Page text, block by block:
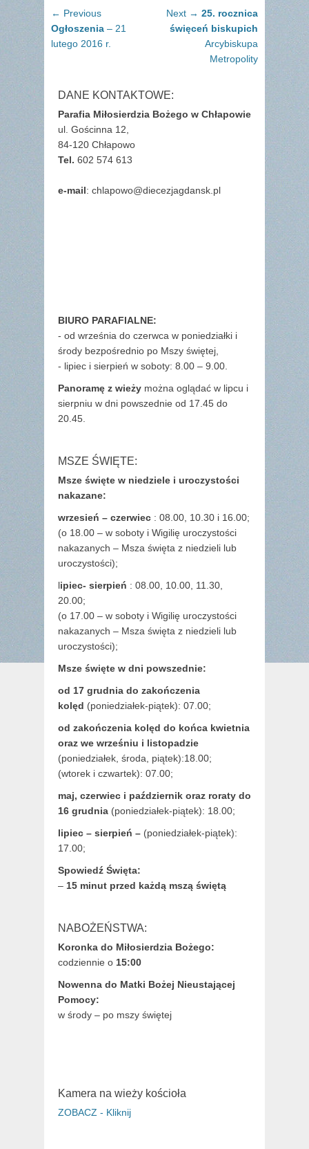
Nawigacja
wpisu
← PreviousPrevious
post:
Ogłoszenia – 21
lutego 2016 r.
Next → Next
post:
25. rocznica
święceń biskupich
Arcybiskupa
Metropolity
DANE KONTAKTOWE:
Parafia Miłosierdzia Bożego w Chłapowie
ul. Gościnna 12,
84-120 Chłapowo
Tel. 602 574 613
e-mail: chlapowo@diecezjagdansk.pl
BIURO PARAFIALNE:
- od września do czerwca w poniedziałki i
środy bezpośrednio po Mszy świętej,
- lipiec i sierpień w soboty: 8.00 – 9.00.
Panoramę z wieży można oglądać w lipcu i
sierpniu w dni powszednie od 17.45 do
20.45.
MSZE ŚWIĘTE:
Msze święte w niedziele i uroczystości
nakazane:
wrzesień – czerwiec : 08.00, 10.30 i 16.00;
(o 18.00 – w soboty i Wigilię uroczystości
nakazanych – Msza święta z niedzieli lub
uroczystości);
lipiec- sierpień : 08.00, 10.00, 11.30,
20.00;
(o 17.00 – w soboty i Wigilię uroczystości
nakazanych – Msza święta z niedzieli lub
uroczystości);
Msze święte w dni powszednie:
od 17 grudnia do zakończenia
kolęd (poniedziałek-piątek): 07.00;
od zakończenia kolęd do końca kwietnia
oraz we wrześniu i listopadzie
(poniedziałek, środa, piątek):18.00;
(wtorek i czwartek): 07.00;
maj, czerwiec i październik oraz roraty do
16 grudnia (poniedziałek-piątek): 18.00;
lipiec – sierpień – (poniedziałek-piątek):
17.00;
Spowiedź Święta:
– 15 minut przed każdą mszą świętą
NABOŻEŃSTWA:
Koronka do Miłosierdzia Bożego:
codziennie o 15:00
Nowenna do Matki Bożej Nieustającej
Pomocy:
w środy – po mszy świętej
Kamera na wieży kościoła
ZOBACZ - Kliknij